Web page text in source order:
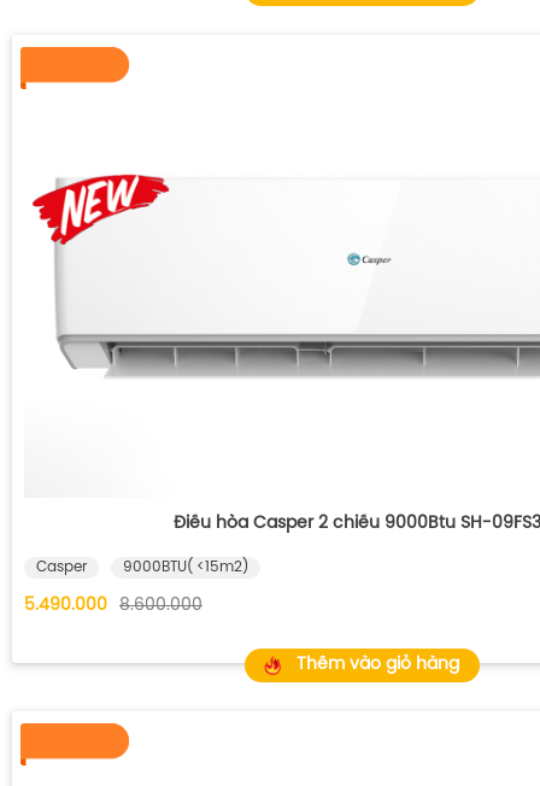
Điều hòa Casper 2 chiều 9000Btu SH-
Casper 9000BTU( <15m2)
5.490.000 8.600.000
Thêm vào giỏ hàng